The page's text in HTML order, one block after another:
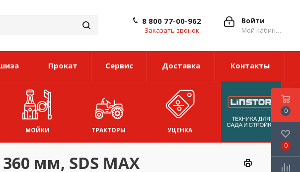
Войти
Мой кабинет
8 800 77-00-962
Заказать звонок
Прокат Сервис Доставка Контакты
МОЙКИ ТРАКТОРЫ УЦЕНКА
мм, SDS MAX
0
0